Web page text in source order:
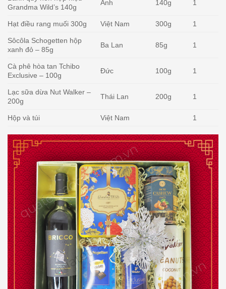
Grandma Wild’s 140g
Anh 140g 1
Hạt điều rang muối 300g Việt Nam 300g 1
Sôcôla Schogetten hộp
xanh đỏ – 85g
Ba Lan 85g 1
Cà phê hòa tan Tchibo
Exclusive – 100g
Đức 100g 1
Lạc sữa dừa Nut Walker –
200g
Thái Lan 200g 1
Hộp và túi Việt Nam 1